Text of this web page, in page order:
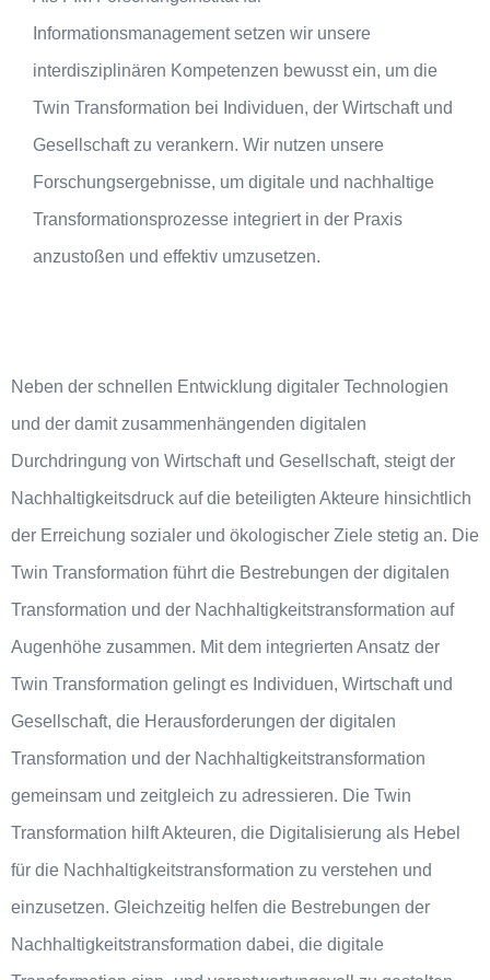
Informationsmanagement setzen wir unsere
interdisziplinären Kompetenzen bewusst ein, um die
Twin Transformation bei Individuen, der Wirtschaft und
Gesellschaft zu verankern. Wir nutzen unsere
Forschungsergebnisse, um digitale und nachhaltige
Transformationsprozesse integriert in der Praxis
anzustoßen und effektiv umzusetzen.
Neben der schnellen Entwicklung digitaler Technologien
und der damit zusammenhängenden digitalen
Durchdringung von Wirtschaft und Gesellschaft, steigt der
Nachhaltigkeitsdruck auf die beteiligten Akteure hinsichtlich
der Erreichung sozialer und ökologischer Ziele stetig an. Die
Twin Transformation führt die Bestrebungen der digitalen
Transformation und der Nachhaltigkeitstransformation auf
Augenhöhe zusammen. Mit dem integrierten Ansatz der
Twin Transformation gelingt es Individuen, Wirtschaft und
Gesellschaft, die Herausforderungen der digitalen
Transformation und der Nachhaltigkeitstransformation
gemeinsam und zeitgleich zu adressieren. Die Twin
Transformation hilft Akteuren, die Digitalisierung als Hebel
für die Nachhaltigkeitstransformation zu verstehen und
einzusetzen. Gleichzeitig helfen die Bestrebungen der
Nachhaltigkeitstransformation dabei, die digitale